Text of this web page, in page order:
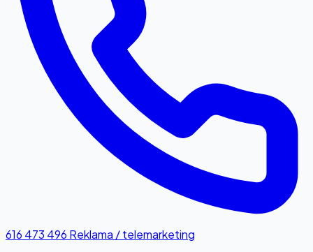
616 473 496 Reklama / telemarketing